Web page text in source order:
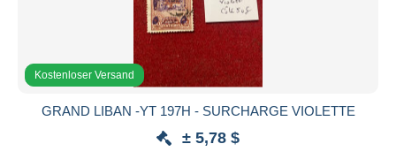
Kostenloser Versand
GRAND LIBAN -YT 197H - SURCHARGE VIOLETTE
± 5,78 $